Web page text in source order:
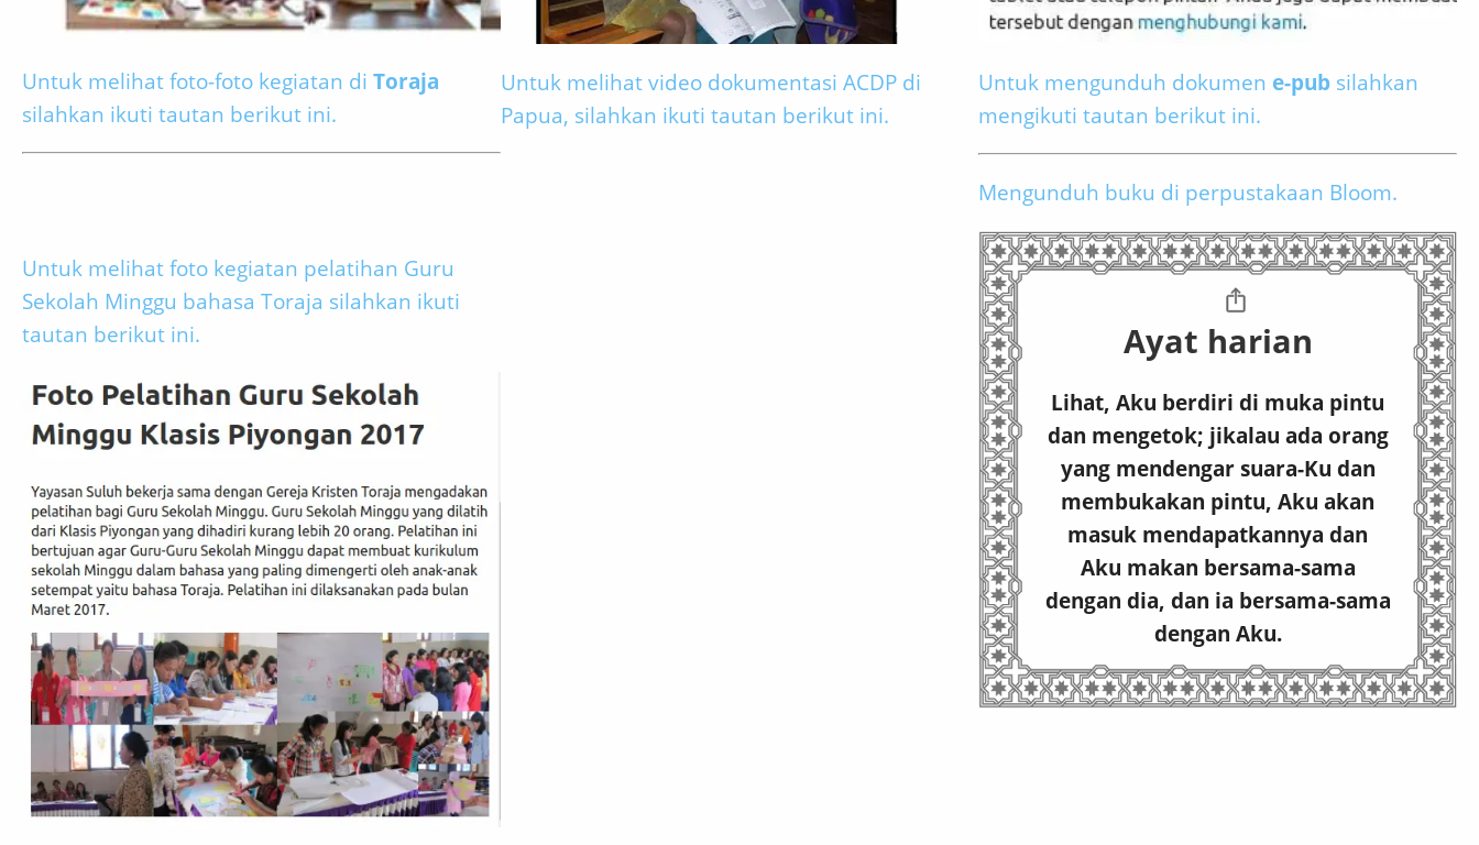
Untuk melihat foto-foto kegiatan di Toraja
silahkan ikuti tautan berikut ini.
Untuk melihat video dokumentasi ACDP di
Papua, silahkan ikuti tautan berikut ini.
Untuk mengunduh dokumen e-pub silahkan
mengikuti tautan berikut ini.
Mengunduh buku di perpustakaan Bloom.
Untuk melihat foto kegiatan pelatihan Guru
Sekolah Minggu bahasa Toraja silahkan ikuti
tautan berikut ini.
Ayat harian
Lihat, Aku berdiri di muka pintu
dan mengetok; jikalau ada orang
yang mendengar suara-Ku dan
membukakan pintu, Aku akan
masuk mendapatkannya dan
Aku makan bersama-sama
dengan dia, dan ia bersama-sama
dengan Aku.
Wahyu 3:20